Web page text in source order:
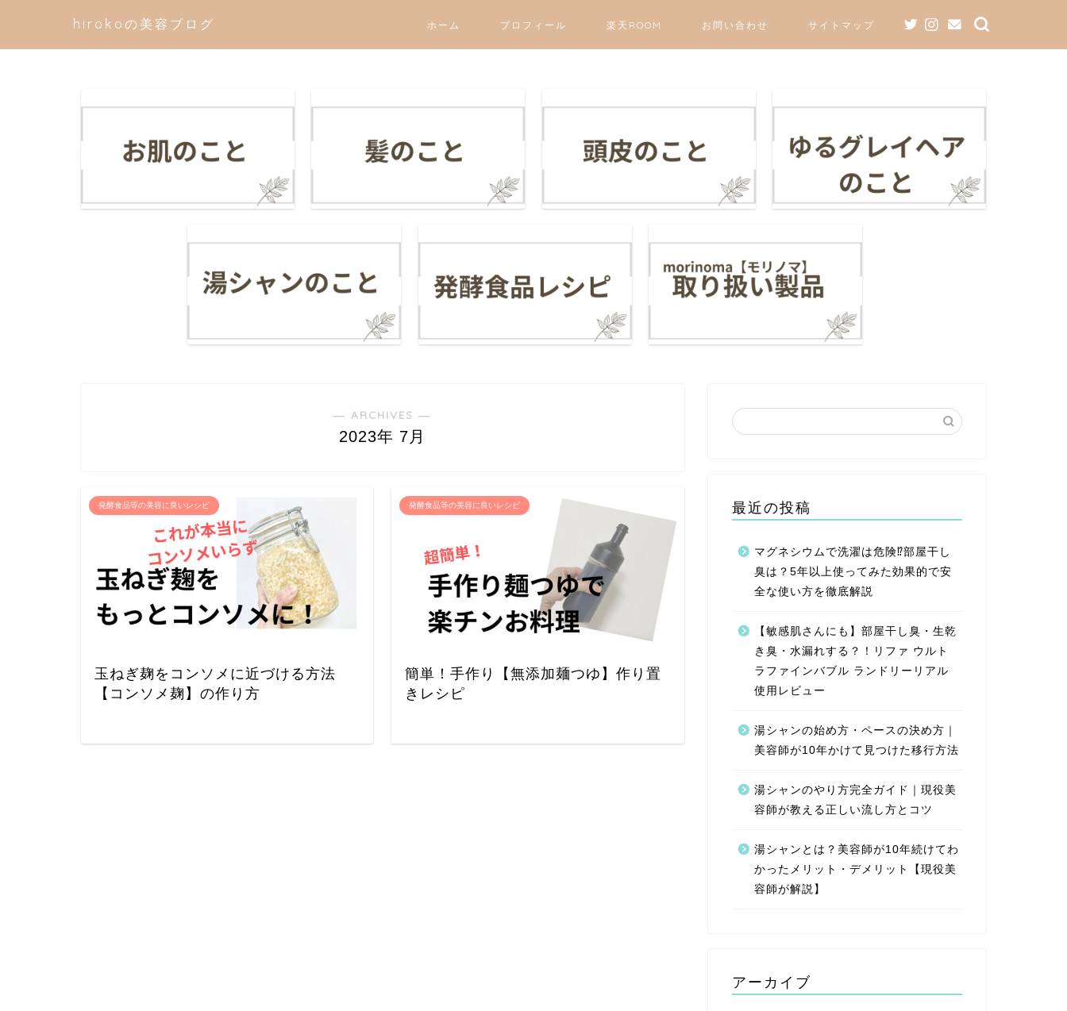
hirokoの美容ブログ ホーム プロフィール 楽天ROOM お問い合わせ サイトマップ
― ARCHIVES ―
2023年 7月
発酵食品等の美容に良いレシピ
玉ねぎ麹をコンソメに近づける方法
【コンソメ麹】の作り方
発酵食品等の美容に良いレシピ
簡単！手作り【無添加麺つゆ】作り置
きレシピ
最近の投稿
マグネシウムで洗濯は危険⁉︎部屋干し
臭は？5年以上使ってみた効果的で安
全な使い方を徹底解説
【敏感肌さんにも】部屋干し臭・生乾
き臭・水漏れする？！リファ ウルト
ラファインバブル ランドリーリアル
使用レビュー
湯シャンの始め方・ペースの決め方｜
美容師が10年かけて見つけた移行方法
湯シャンのやり方完全ガイド｜現役美
容師が教える正しい流し方とコツ
湯シャンとは？美容師が10年続けてわ
かったメリット・デメリット【現役美
容師が解説】
アーカイブ